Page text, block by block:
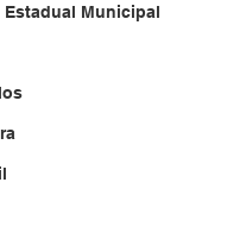
Estadual Municipal